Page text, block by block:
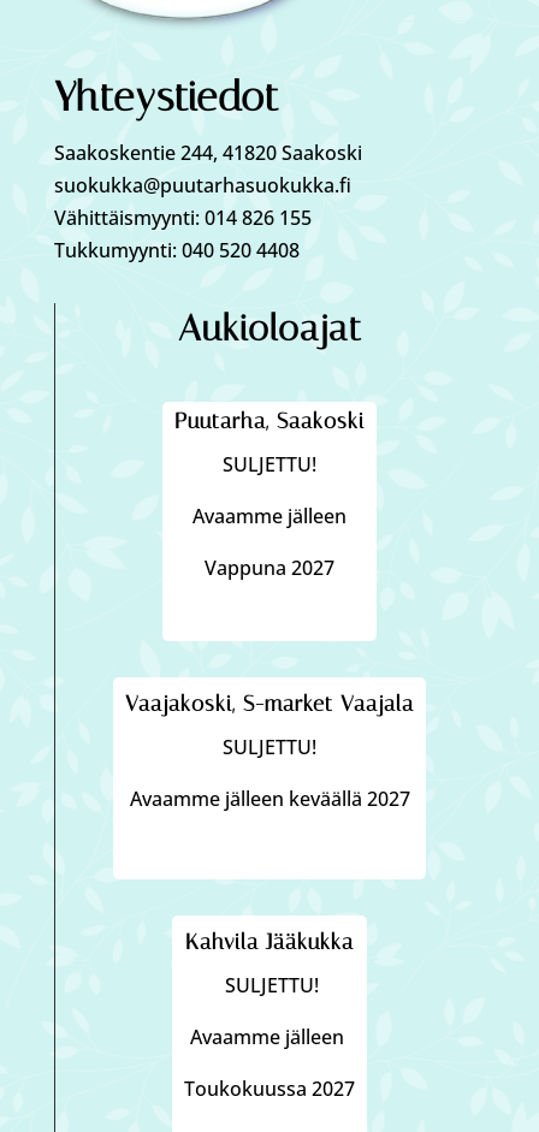
Yhteystiedot
Saakoskentie 244, 41820 Saakoski
suokukka@puutarhasuokukka.fi
Vähittäismyynti: 014 826 155
Tukkumyynti: 040 520 4408
Aukioloajat
Puutarha, Saakoski
SULJETTU!
Avaamme jälleen
Vappuna 2027
Vaajakoski, S-market Vaajala
SULJETTU!
Avaamme jälleen keväällä 2027
Kahvila Jääkukka
SULJETTU!
Avaamme jälleen
Toukokuussa 2027